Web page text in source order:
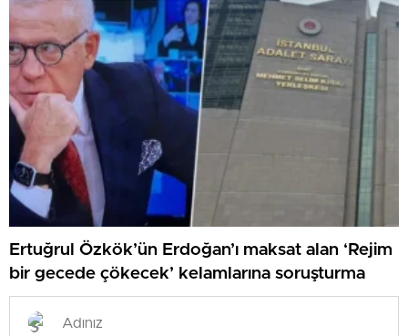
Ertuğrul Özkök’ün Erdoğan’ı maksat alan ‘Rejim
bir gecede çökecek’ kelamlarına soruşturma